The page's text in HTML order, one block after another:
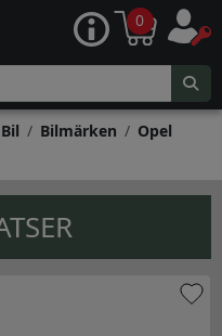
0
Bil Bilmärken
Opel